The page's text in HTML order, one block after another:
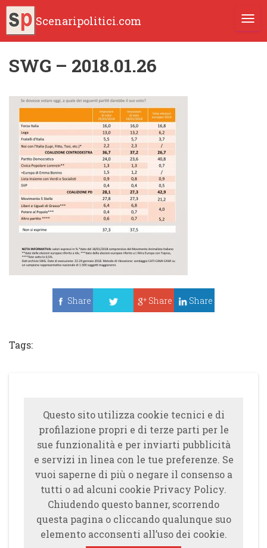
Scenaripolitici.com
SWG – 2018.01.26
Share
Share Share
Tags:
Questo sito utilizza cookie tecnici e di
profilazione propri e di terze parti per le
sue funzionalità e per inviarti pubblicità
e servizi in linea con le tue preferenze. Se
vuoi saperne di più o negare il consenso a
tutti o ad alcuni cookie Privacy Policy.
Chiudendo questo banner, scorrendo
questa pagina o cliccando qualunque suo
elemento acconsenti all’uso dei cookie.